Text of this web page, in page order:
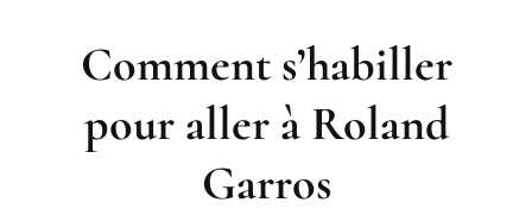
Comment s’habiller
pour aller à Roland
Garros